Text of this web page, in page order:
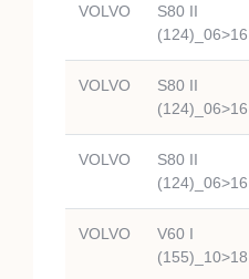
VOLVO
S80 II
(124)_06>16
VOLVO
S80 II
(124)_06>16
VOLVO
S80 II
(124)_06>16
VOLVO
V60 I
(155)_10>18